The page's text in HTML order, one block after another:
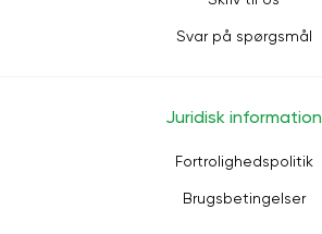
Svar på spørgsmål
Juridisk information
Fortrolighedspolitik
Brugsbetingelser